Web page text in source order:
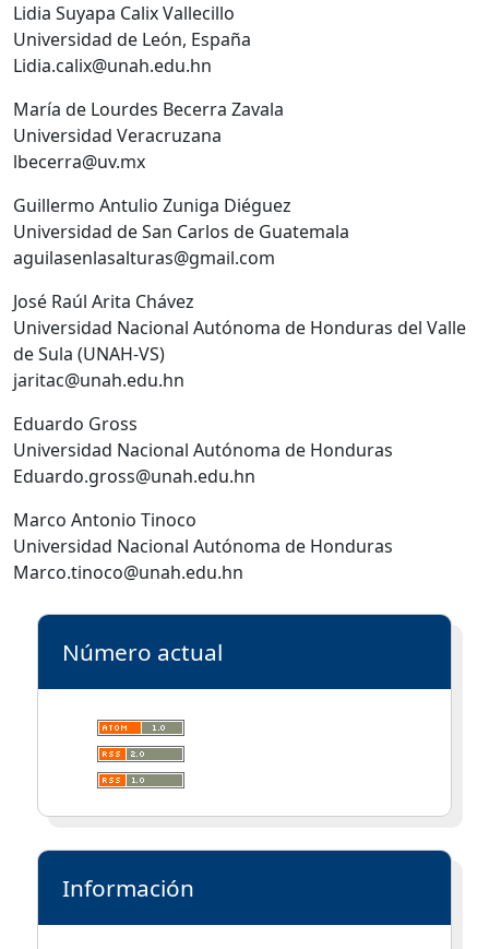
Lidia Suyapa Calix Vallecillo
Universidad de León, España
Lidia.calix@unah.edu.hn
María de Lourdes Becerra Zavala
Universidad Veracruzana
lbecerra@uv.mx
Guillermo Antulio Zuniga Diéguez
Universidad de San Carlos de Guatemala
aguilasenlasalturas@gmail.com
José Raúl Arita Chávez
Universidad Nacional Autónoma de Honduras del Valle
de Sula (UNAH-VS)
jaritac@unah.edu.hn
Eduardo Gross
Universidad Nacional Autónoma de Honduras
Eduardo.gross@unah.edu.hn
Marco Antonio Tinoco
Universidad Nacional Autónoma de Honduras
Marco.tinoco@unah.edu.hn
Número actual
Información